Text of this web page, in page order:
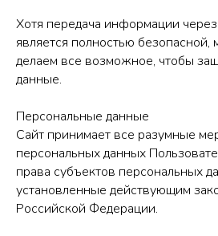
Хотя передача информации
является полностью
делаем все возможное, чтобы
данные.
Персональные данные
Сайт принимает все разумные
персональных данных
права субъектов персональных
установленные действующим
Российской Федерации.